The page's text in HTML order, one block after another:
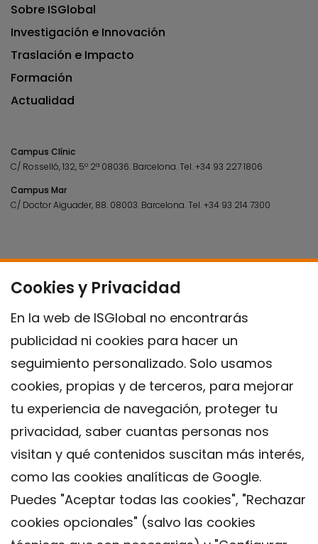
Cookies y Privacidad
En la web de ISGlobal no encontrarás
publicidad ni cookies para hacer un
seguimiento personalizado. Solo usamos
cookies, propias y de terceros, para mejorar
tu experiencia de navegación, proteger tu
privacidad, saber cuantas personas nos
visitan y qué contenidos suscitan más interés,
como las cookies analíticas de Google.
Puedes "Aceptar todas las cookies", "Rechazar
cookies opcionales" (salvo las cookies
Sobre ISGlobal
Investigación e Innovación
Traslación e Impacto
Formación
Actualidad
Campus Clínic
C/ Rosselló, 132, 5º 2ª 08036. Barcelona.Tel.+34 93 227 1806
Campus Mar
C/ Doctor Aiguader, 88. 08003. Barcelona.Tel.+34 93 214 7300